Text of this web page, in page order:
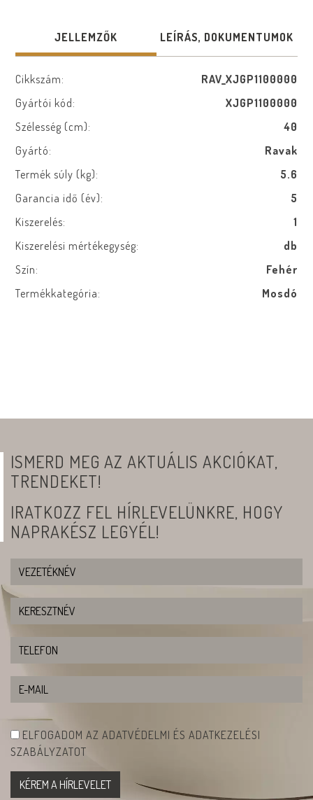
JELLEMZŐK LEÍRÁS, DOKUMENTUMOK
Cikkszám:
RAV_XJGP1100000
Gyártói kód:
XJGP1100000
Szélesség (cm):
40
Gyártó:
Ravak
Termék súly (kg):
5.6
Garancia idő (év):
5
Kiszerelés:
1
Kiszerelési mértékegység:
db
Szín:
Fehér
Termékkategória:
Mosdó
ISMERD MEG AZ AKTUÁLIS AKCIÓKAT,
TRENDEKET!
IRATKOZZ FEL HÍRLEVELÜNKRE, HOGY
NAPRAKÉSZ LEGYÉL!
ELFOGADOM AZ ADATVÉDELMI ÉS ADATKEZELÉSI
SZABÁLYZATOT